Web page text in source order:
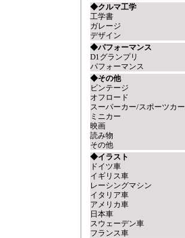
◆クルマ工学
工学書
ガレージ
デザイン
◆パフォーマンス
D1グランプリ
パフォーマンス
◆その他
ビンテージ
オフロード
スーパーカー/スポーツカー
ミニカー
映画
読み物
その他
◆イラスト
ドイツ車
イギリス車
レーシングマシン
イタリア車
アメリカ車
日本車
スウェーデン車
フランス車